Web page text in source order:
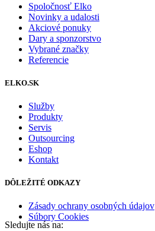
Spoločnosť Elko
Novinky a udalosti
Akciové ponuky
Dary a sponzorstvo
Vybrané značky
Referencie
ELKO.SK
Služby
Produkty
Servis
Outsourcing
Eshop
Kontakt
DÔLEŽITÉ ODKAZY
Zásady ochrany osobných údajov
Súbory Cookies
Sledujte nás na: